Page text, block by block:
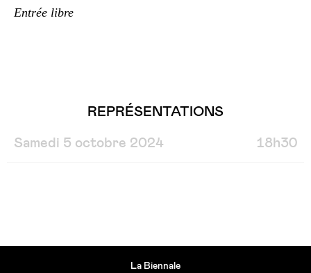
Entrée libre
REPRÉSENTATIONS
Samedi 5 octobre 2024 18h30
La Biennale